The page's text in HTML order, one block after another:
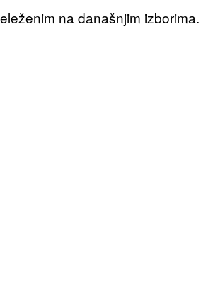
na današnjim izborima.